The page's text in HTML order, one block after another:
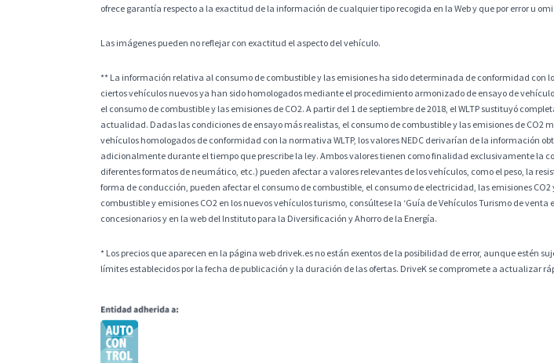
ofrece garantía respecto a la exactitud de la información de cualquier tipo recogida en la Web y que por error u
Las imágenes pueden no reflejar con exactitud el aspecto del vehículo.
** La información relativa al consumo de combustible y las emisiones ha sido determinada de conformidad con
ciertos vehículos nuevos ya han sido homologados mediante el procedimiento armonizado de ensayo de
el consumo de combustible y las emisiones de CO2. A partir del 1 de septiembre de 2018, el WLTP sustituyó
actualidad. Dadas las condiciones de ensayo más realistas, el consumo de combustible y las emisiones de CO2
vehículos homologados de conformidad con la normativa WLTP, los valores NEDC derivarían de la información
adicionalmente durante el tiempo que prescribe la ley. Ambos valores tienen como finalidad exclusivamente la
diferentes formatos de neumático, etc.) pueden afectar a valores relevantes de los vehículos, como el peso, la
forma de conducción, pueden afectar el consumo de combustible, el consumo de electricidad, las emisiones
combustible y emisiones CO2 en los nuevos vehículos turismo, consúltese la ‘Guía de Vehículos Turismo de
concesionarios y en la web del Instituto para la Diversificación y Ahorro de la Energía.
* Los precios que aparecen en la página web drivek.es no están exentos de la posibilidad de error, aunque estén
límites establecidos por la fecha de publicación y la duración de las ofertas. DriveK se compromete a actualizar